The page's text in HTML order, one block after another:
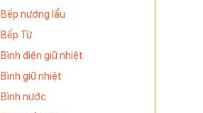
Bếp nướng lẩu
Bếp Từ
Bình điện giữ nhiệt
Bình giữ nhiệt
Bình nước